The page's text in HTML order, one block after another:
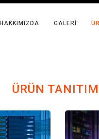
HAKKIMIZDA GALERI
ÜRÜN